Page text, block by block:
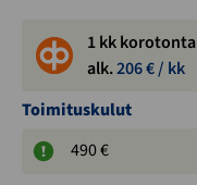
1 kk
alk.206€ / kk
Toimituskulut
490 €